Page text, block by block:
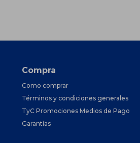
Compra
Como comprar
Términos y condiciones generales
TyC Promociones Medios de Pago
Garantías